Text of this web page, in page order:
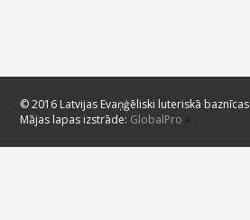
© 2016 Latvijas Evaņģēliski luteriskā
Mājas lapas izstrāde: GlobalPro »